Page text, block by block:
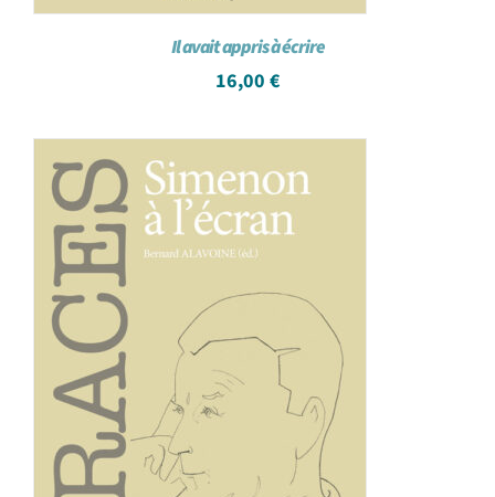
Il avait appris à écrire
16,00 €